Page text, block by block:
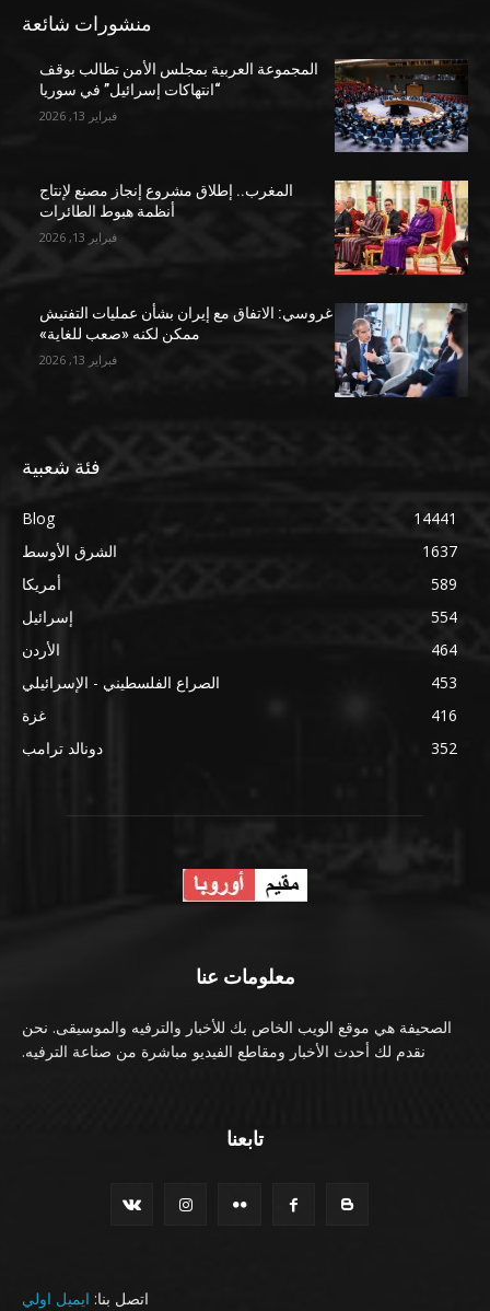
منشورات شائعة
المجموعة العربية بمجلس الأمن تطالب بوقف
“انتهاكات إسرائيل” في سوريا
فبراير 13, 2026
المغرب.. إطلاق مشروع إنجاز مصنع لإنتاج
أنظمة هبوط الطائرات
فبراير 13, 2026
غروسي: الاتفاق مع إيران بشأن عمليات التفتيش
ممكن لكنه «صعب للغاية»
فبراير 13, 2026
فئة شعبية
Blog
14441
الشرق الأوسط
1637
أمريكا
589
إسرائيل
554
الأردن
464
الصراع الفلسطيني - الإسرائيلي
453
غزة
416
دونالد ترامب
352
معلومات عنا
الصحيفة هي موقع الويب الخاص بك للأخبار والترفيه والموسيقى. نحن
نقدم لك أحدث الأخبار ومقاطع الفيديو مباشرة من صناعة الترفيه.
تابعنا
اتصل بنا: ايميل اولي